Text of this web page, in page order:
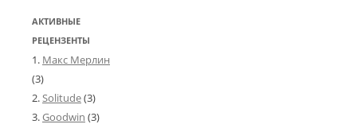
АКТИВНЫЕ
РЕЦЕНЗЕНТЫ
Макс Мерлин
(3)
Solitude(3)
Goodwin (3)